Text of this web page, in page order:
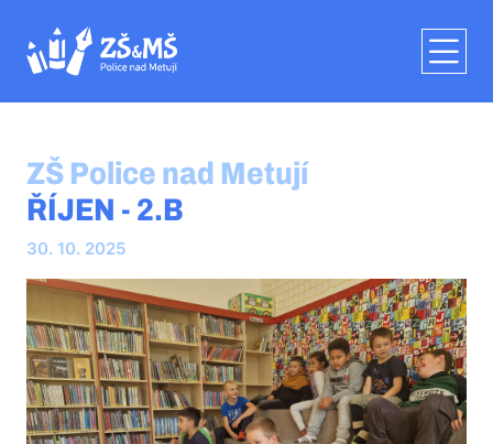
ZŠ Police nad Metují
ŘÍJEN - 2.B
30. 10. 2025